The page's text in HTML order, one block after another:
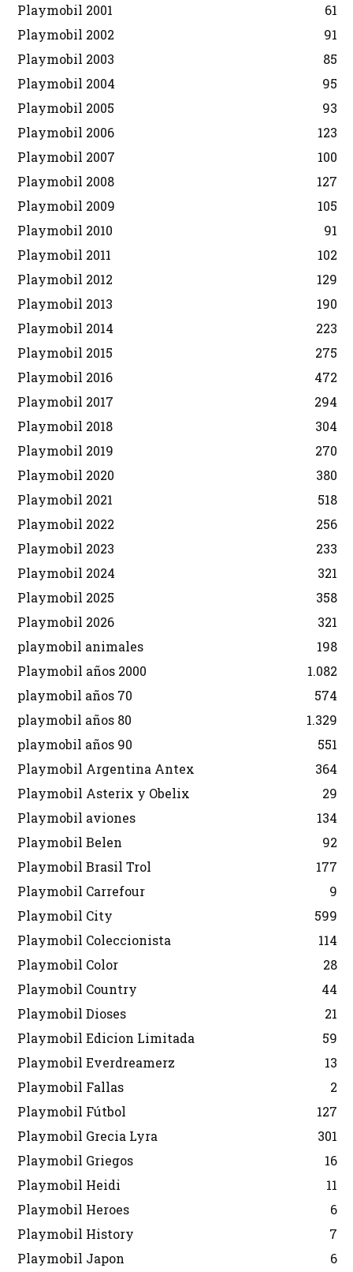
Playmobil 2001
61
Playmobil 2002
91
Playmobil 2003
85
Playmobil 2004
95
Playmobil 2005
93
Playmobil 2006
123
Playmobil 2007
100
Playmobil 2008
127
Playmobil 2009
105
Playmobil 2010
91
Playmobil 2011
102
Playmobil 2012
129
Playmobil 2013
190
Playmobil 2014
223
Playmobil 2015
275
Playmobil 2016
472
Playmobil 2017
294
Playmobil 2018
304
Playmobil 2019
270
Playmobil 2020
380
Playmobil 2021
518
Playmobil 2022
256
Playmobil 2023
233
Playmobil 2024
321
Playmobil 2025
358
Playmobil 2026
321
playmobil animales
198
Playmobil años 2000
1.082
playmobil años 70
574
playmobil años 80
1.329
playmobil años 90
551
Playmobil Argentina Antex
364
Playmobil Asterix y Obelix
29
Playmobil aviones
134
Playmobil Belen
92
Playmobil Brasil Trol
177
Playmobil Carrefour
9
Playmobil City
599
Playmobil Coleccionista
114
Playmobil Color
28
Playmobil Country
44
Playmobil Dioses
21
Playmobil Edicion Limitada
59
Playmobil Everdreamerz
13
Playmobil Fallas
2
Playmobil Fútbol
127
Playmobil Grecia Lyra
301
Playmobil Griegos
16
Playmobil Heidi
11
Playmobil Heroes
6
Playmobil History
7
Playmobil Japon
6